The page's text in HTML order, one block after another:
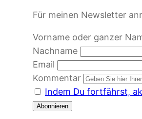
Für meinen Newsletter
Vorname oder ganzer
Nachname
Email
Kommentar
Indem Du fortfährst,